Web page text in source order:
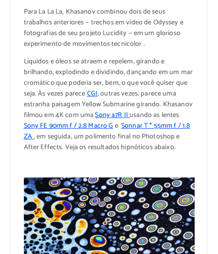
Para La La La, Khasanov combinou dois de seus
trabalhos anteriores — trechos em vídeo de Odyssey e
fotografias de seu projeto Lucidity — em um glorioso
experimento de movimentos tecnicolor .
Líquidos e óleos se atraem e repelem, girando e
brilhando, explodindo e dividindo, dançando em um mar
cromático que poderia ser, bem, o que você quiser que
seja. Às vezes pareceCGI, outras vezes, parece uma
estranha paisagem Yellow Submarine girando. Khasanov
filmou em 4K com umaSony a7R IIusando as lentes
Sony FE 90mm f / 2.8 Macro GeSonnar T * 55mm f / 1.8
ZA, em seguida, um polimento final no Photoshop e
After Effects. Veja os resultados hipnóticos abaixo.